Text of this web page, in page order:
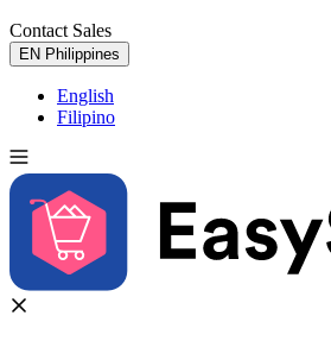
Contact Sales
EN Philippines
English
Filipino